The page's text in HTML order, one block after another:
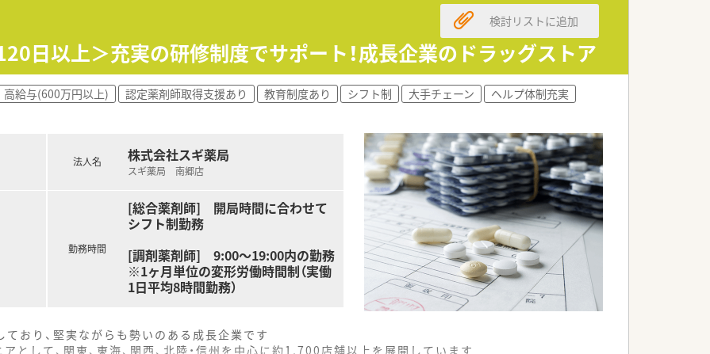
制度、キャリア支援制度等があるのも特徴です
日以上＞充実の研修制度でサポート！成長企業のドラッグストア
検討リストに追加
高給与(600万円以上) 認定薬剤師取得支援あり 教育制度あり シフト制 大手チェーン
ヘルプ体制充実
法人名 株式会社スギ薬局
スギ薬局 南郷店
勤務時間
[総合薬剤師] 開局時間に合わせて
シフト制勤務
[調剤薬剤師] 9:00～19:00内の勤務
※1ヶ月単位の変形労働時間制（実働
1日平均8時間勤務）
おり、堅実ながらも勢いのある成長企業です
として、関東、東海、関西、北陸・信州を中心に約1,700店舗以上を展開しています